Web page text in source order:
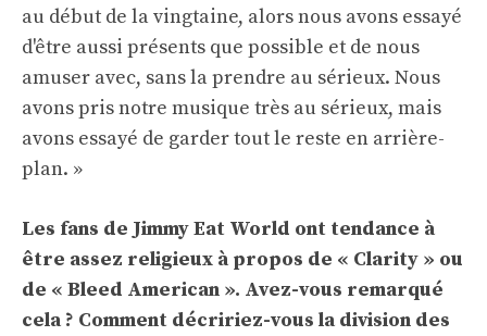
au début de la vingtaine, alors nous avons essayé
d'être aussi présents que possible et de nous
amuser avec, sans la prendre au sérieux. Nous
avons pris notre musique très au sérieux, mais
avons essayé de garder tout le reste en arrière-
plan. »
Les fans de Jimmy Eat World ont tendance à
être assez religieux à propos de « Clarity » ou
de « Bleed American ». Avez-vous remarqué
cela ? Comment décririez-vous la division des